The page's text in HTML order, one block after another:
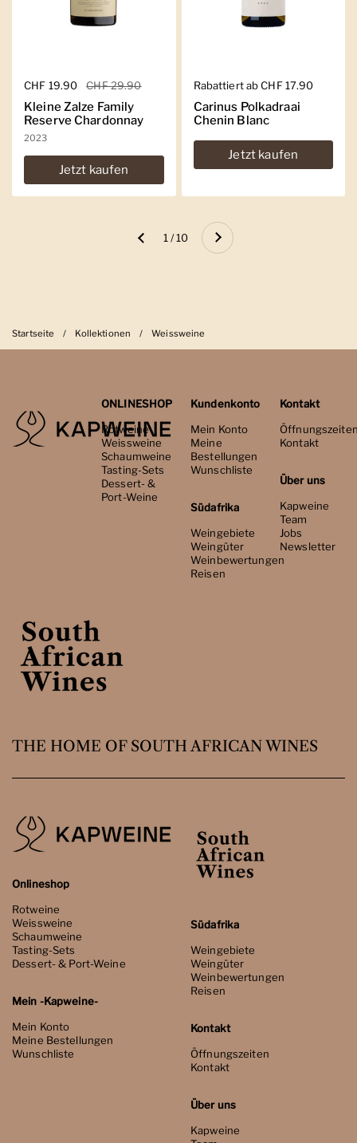
Regulärer Preis
CHF 19.90 Sale-Preis
CHF 29.90
Kleine Zalze Family
Reserve Chardonnay
2023
Jetzt kaufen
Regulärer Preis
Rabattiert ab CHF 17.90
Carinus Polkadraai
Chenin Blanc
Jetzt kaufen
Zurück 1 / 10 Weiter
Startseite / Kollektionen / Weissweine
ONLINESHOP
Rotweine
Weissweine
Schaumweine
Tasting-Sets
Dessert- &
Port-Weine
Kundenkonto
Mein Konto
Meine
Bestellungen
Wunschliste
Südafrika
Weingebiete
Weingüter
Weinbewertungen
Reisen
Kontakt
Kontakt
Über uns
Kapweine
Team
Jobs
Newsletter
THE HOME OF SOUTH AFRICAN WINES
Onlineshop
Rotweine
Weissweine
Schaumweine
Tasting-Sets
Dessert- & Port-Weine
Mein -Kapweine-
Mein Konto
Meine Bestellungen
Wunschliste
Südafrika
Weingebiete
Weingüter
Weinbewertungen
Reisen
Kontakt
Öffnungszeiten
Kontakt
Über uns
Kapweine